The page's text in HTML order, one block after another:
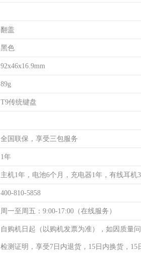
翻盖
黑色
92x46x16.9mm
89g
T9传统键盘
全国联保，享受三包服务
1年
主机1年，电池6个月，充电器1年，有线耳机
400-810-5858
周一至周五：9:00-17:00（在线服务）
自购机日起（以购机发票为准），如因质量
检测证明，享受7日内退货，15日内换货，